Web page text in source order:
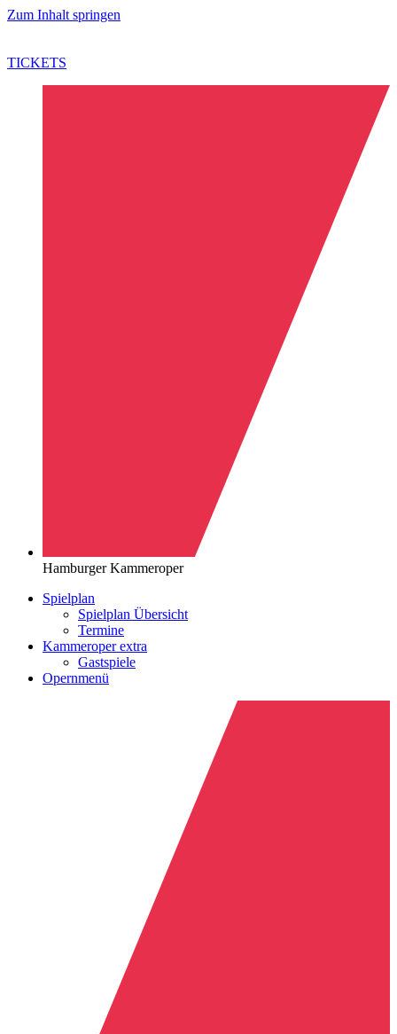
Zum Inhalt springen
TICKETS
Hamburger Kammeroper
Spielplan
Spielplan Übersicht
Termine
Kammeroper extra
Gastspiele
Opernmenü